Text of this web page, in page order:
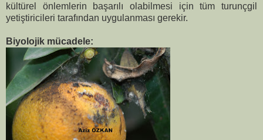
kültürel önlemlerin başarılı olabilmesi için tüm turunçgil
yetiştiricileri tarafından uygulanması gerekir.
Biyolojik mücadele: